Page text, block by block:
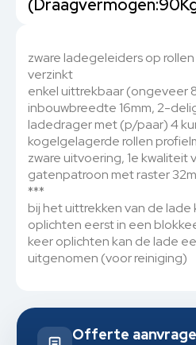
zware ladegeleiders op
verzinkt
enkel uittrekbaar (ongeveer
inbouwbreedte 16mm, 2-
ladedrager met (p/paar) 4
kogelgelagerde rollen
zware uitvoering, 1e kwaliteit
gatenpatroon met raster
***
bij het uittrekken van de lade
oplichten eerst in een
keer oplichten kan de lade
uitgenomen (voor reiniging)
Offerte